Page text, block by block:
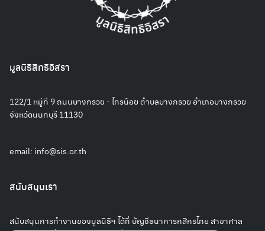
มูลนิธิสิทธิอิสรา
122/1 หมู่ที่ 9 ถนนบางกรวย - ไทรน้อย ตำบลบางกรวย อำเภอบางกรวย
จังหวัดนนทบุรี 11130
email: info@sis.or.th
สนับสนุนเรา
สนับสนุนการทำงานของมูลนิธิฯ ได้ที่ บัญชีธนาคารกสิกรไทย สาขาศาล